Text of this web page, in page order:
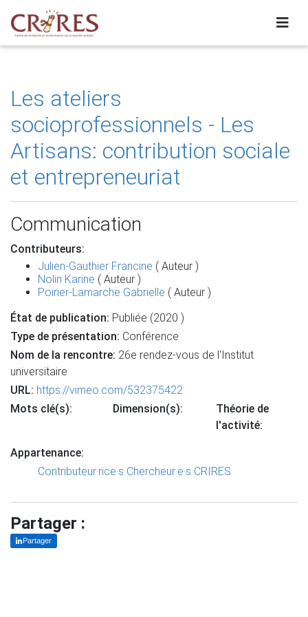
Les ateliers
socioprofessionnels - Les
Artisans: contribution sociale
et entrepreneuriat
Communication
Contributeurs:
Julien-Gauthier Francine ( Auteur )
Nolin Karine ( Auteur )
Poirier-Lamarche Gabrielle ( Auteur )
État de publication: Publiée (2020 )
Type de présentation: Conférence
Nom de la rencontre: 26e rendez-vous de l'Institut
universitaire
URL: https://vimeo.com/532375422
Mots clé(s):
Dimension(s):
Théorie de
l'activité:
Appartenance:
Contributeur·rice·s Chercheur·e·s CRIRES
Partager :
Partager